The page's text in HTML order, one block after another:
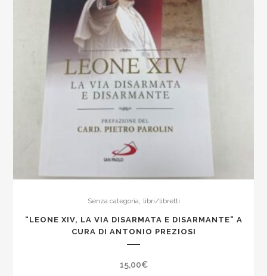
Senza categoria libri/libretti
“LEONE XIV, LA VIA DISARMATA E DISARMANTE” A
CURA DI ANTONIO PREZIOSI
15,00€